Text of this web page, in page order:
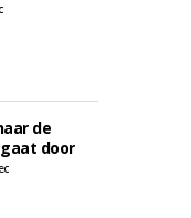
de
door